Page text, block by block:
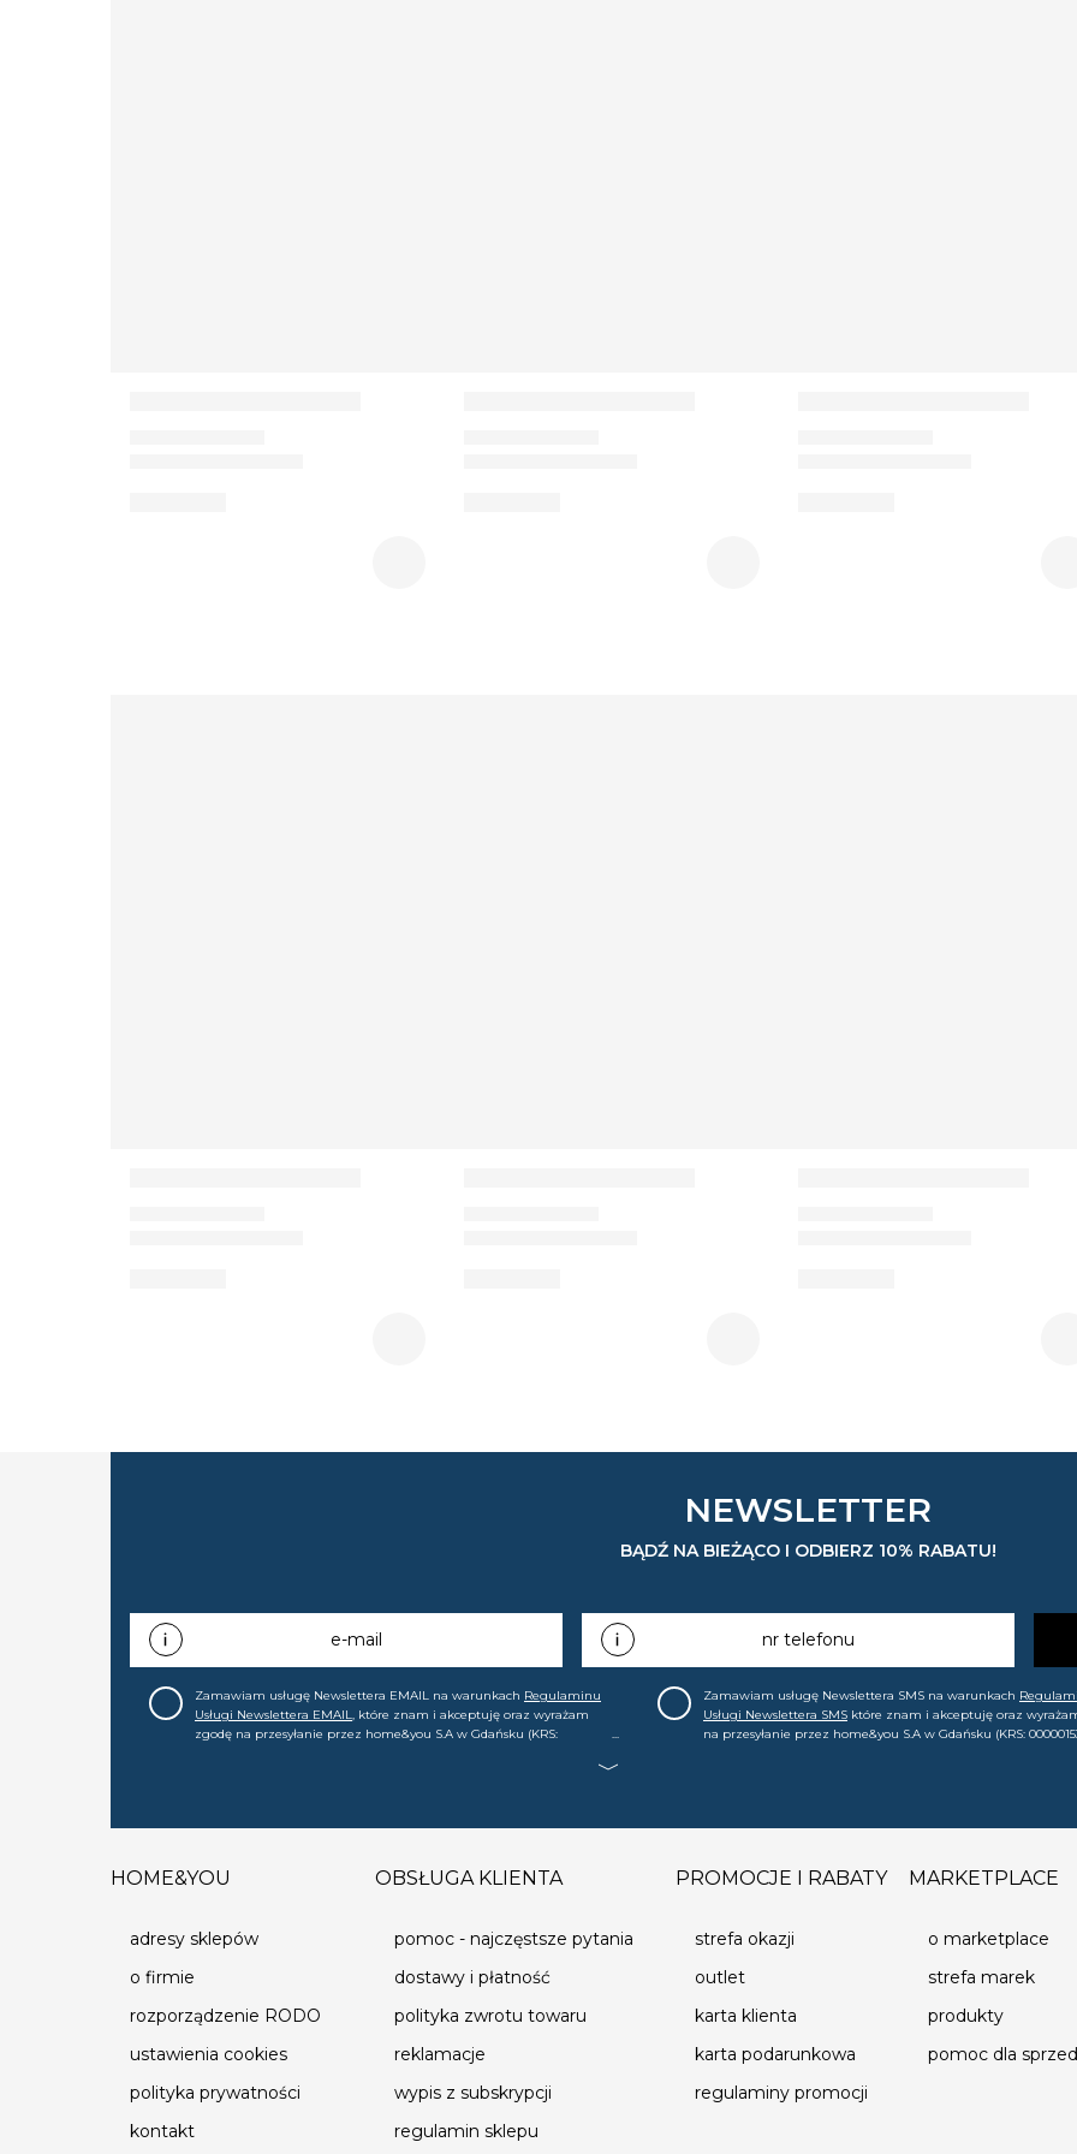
NEWSLETTER
BĄDŹ NA BIEŻĄCO I ODBIERZ 10% RABATU!
e-mail
Zamawiam usługę Newslettera EMAIL na warunkach Regulaminu
Usługi Newslettera EMAIL, które znam i akceptuję oraz wyrażam
zgodę na przesyłanie przez home&you S.A w Gdańsku (KRS:
nowościach, ofertach, promocjach, wyprzedażach). Wiem, że mogę tę
nr telefonu
Zamawiam usługę Newslettera SMS na warunkach
Usługi Newslettera SMS które znam i akceptuję oraz
na przesyłanie przez home&you S.A w Gdańsku (KRS:
promocjach, wyprzedażach). Wiem, że mogę tę zgodę w
HOME&YOU
adresy sklepów
o firmie
rozporządzenie RODO
ustawienia cookies
polityka prywatności
kontakt
OBSŁUGA KLIENTA
pomoc - najczęstsze pytania
dostawy i płatność
polityka zwrotu towaru
reklamacje
wypis z subskrypcji
regulamin sklepu
PROMOCJE I RABATY
strefa okazji
outlet
karta klienta
karta podarunkowa
regulaminy promocji
MARKETPLACE
o marketplace
strefa marek
produkty
pomoc dla